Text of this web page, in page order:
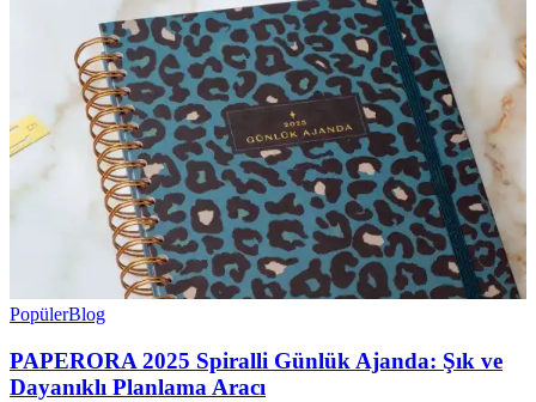
PopülerBlog
PAPERORA 2025 Spiralli Günlük Ajanda: Şık ve
Dayanıklı Planlama Aracı